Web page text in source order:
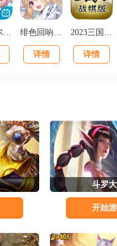
依露希尔星晓官方正版 绯色回响正版
详情
2023三国志战棋版下载官网版
详情
斗罗
开始